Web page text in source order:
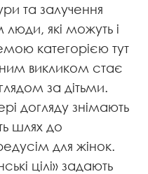
та залучення
люди, які можуть і
категорією тут
викликом стає
за дітьми.
догляду знімають
шлях до
для жінок.
цілі» задають